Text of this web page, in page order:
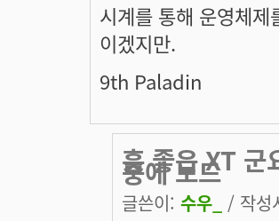
시계를 통해 운영체
이겠지만.
9th Paladin
흠 좋은 XT
중에 보드
글쓴이: 수우_ / 작성